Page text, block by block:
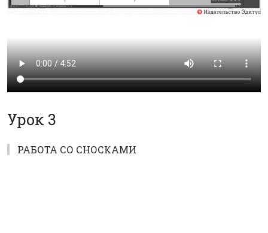
Урок 3
РАБОТА СО СНОСКАМИ